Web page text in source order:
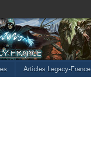
Articles Legacy-France